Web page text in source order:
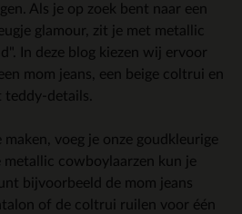
Als je op zoek bent naar een
glamour, zit je met metallic
In deze blog kiezen wij ervoor
mom jeans, een beige coltrui en
teddy-details.
voeg je onze goudkleurige
cowboylaarzen kun je
bijvoorbeeld de mom jeans
of de coltrui ruilen voor één